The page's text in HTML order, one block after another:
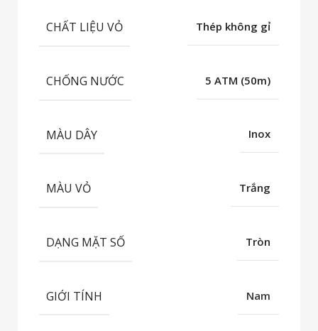
CHẤT LIỆU VỎ Thép không gỉ
CHỐNG NƯỚC 5 ATM (50m)
MÀU DÂY Inox
MÀU VỎ Trắng
DẠNG MẶT SỐ Tròn
GIỚI TÍNH Nam